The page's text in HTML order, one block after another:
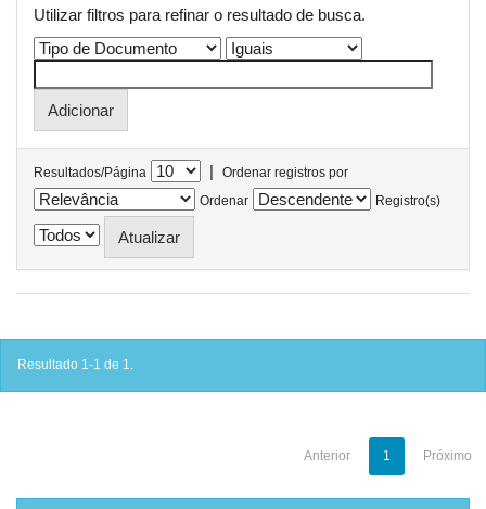
Utilizar filtros para refinar o resultado de busca.
Resultados/Página |
Ordenar registros por
Ordenar
Registro(s)
Resultado 1-1 de 1.
Anterior 1 Próximo